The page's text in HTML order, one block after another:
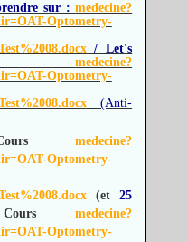
sur :medecine?
Optometry-
/ Let's
medecine?
Optometry-
(Anti-
medecine?
Optometry-
(et25
Coursmedecine?
Optometry-